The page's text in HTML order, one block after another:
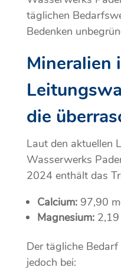
täglichen
Bedenken
Mineralien
die
Laut den aktuellen
Wasserwerks
2024 enthält das
Calcium:97,90
Magnesium:2,19
Der tägliche
jedoch bei: